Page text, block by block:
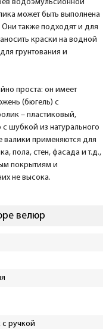
водоэмульсионной
может быть выполнена
Они также подходят и для
краски на водной
грунтования и
проста: он имеет
(бюгель) с
– пластиковый,
шубкой из натурального
валики применяются для
пола, стен, фасада и т.д.,
покрытиям и
не высока.
велюр
с ручкой